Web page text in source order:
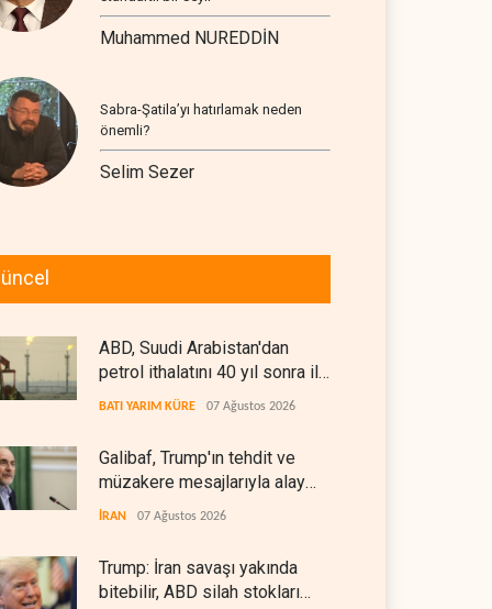
Muhammed NUREDDİN
Sabra-Şatila’yı hatırlamak neden
önemli?
Selim Sezer
ABD, Suudi Arabistan'dan
petrol ithalatını 40 yıl sonra ilk
kez durdurdu
BATI YARIM KÜRE 07 Ağustos 2026
Galibaf, Trump'ın tehdit ve
müzakere mesajlarıyla alay
etti
İRAN 07 Ağustos 2026
Trump: İran savaşı yakında
bitebilir, ABD silah stokları